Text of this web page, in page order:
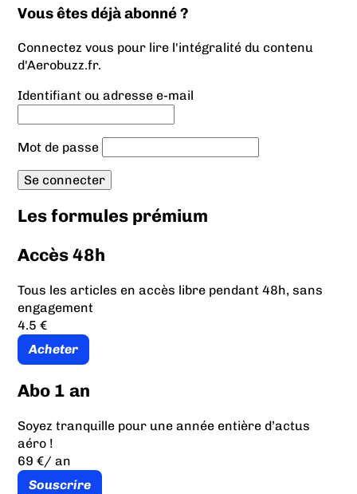
Vous êtes déjà abonné ?
Connectez vous pour lire l'intégralité du contenu
d'Aerobuzz.fr.
Identifiant ou adresse e-mail
Mot de passe
Les formules prémium
Accès 48h
Tous les articles en accès libre pendant 48h, sans
engagement
4.5 €
Acheter
Abo 1 an
Soyez tranquille pour une année entière d’actus
aéro !
69 €/ an
Souscrire